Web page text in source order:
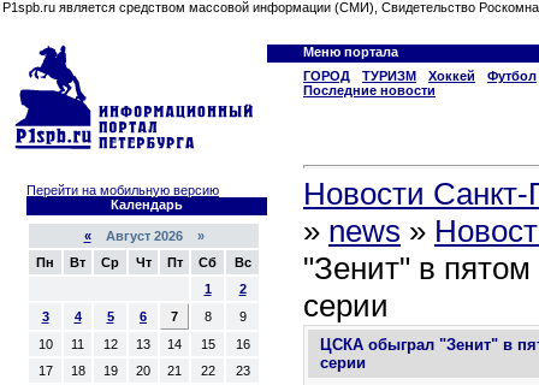
P1spb.ru является средством массовой информации (СМИ), Свидетельство
Меню портала
ГОРОД
ТУРИЗМ Хоккей
Футбол
Последние новости
Перейти на мобильную версию
Календарь
«Август 2026 »
Пн
Вт Ср Чт Пт Сб
Вс
1
2
3
4 5 6 7 8
9
10
11 12 13 14 15
16
17
18 19 20 21 22
23
Новости Санкт-
» news »
"Зенит" в
серии
ЦСКА обыграл "Зенит" в
серии